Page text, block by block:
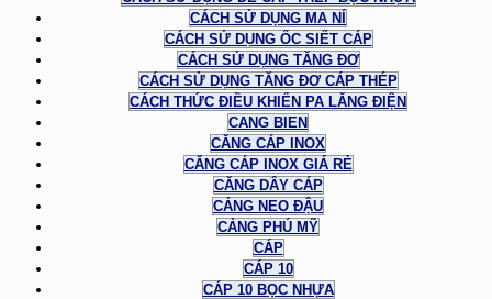
CÁCH SỬ DỤNG MA NÍ
CÁCH SỬ DỤNG ỐC SIẾT CÁP
CÁCH SỬ DỤNG TĂNG ĐƠ
CÁCH SỬ DỤNG TĂNG ĐƠ CÁP THÉP
CÁCH THỨC ĐIỀU KHIỂN PA LĂNG ĐIỆN
CANG BIEN
CĂNG CÁP INOX
CĂNG CÁP INOX GIÁ RẺ
CĂNG DÂY CÁP
CẢNG NEO ĐẬU
CẢNG PHÚ MỸ
CÁP
CÁP 10
CÁP 10 BỌC NHỰA